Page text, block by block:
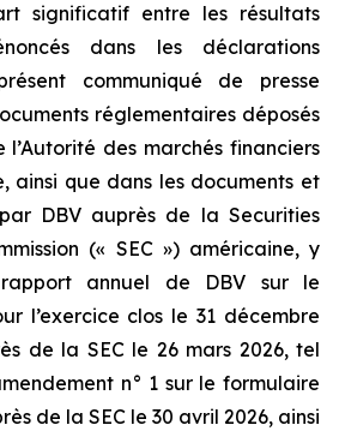
significatif entre les résultats
dans les déclarations
communiqué de presse
réglementaires déposés
des marchés financiers
ainsi que dans les documents et
DBV auprès de la Securities
(« SEC ») américaine, y
annuel de DBV sur le
l’exercice clos le 31 décembre
de la SEC le 26 mars 2026, tel
n° 1 sur le formulaire
de la SEC le 30 avril 2026, ainsi